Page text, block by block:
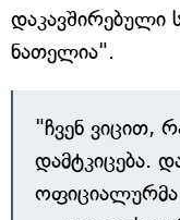
დაკავშირებული
ნათელია".
"ჩვენ ვიცით,
დამტკიცება.
ოფიციალურმა